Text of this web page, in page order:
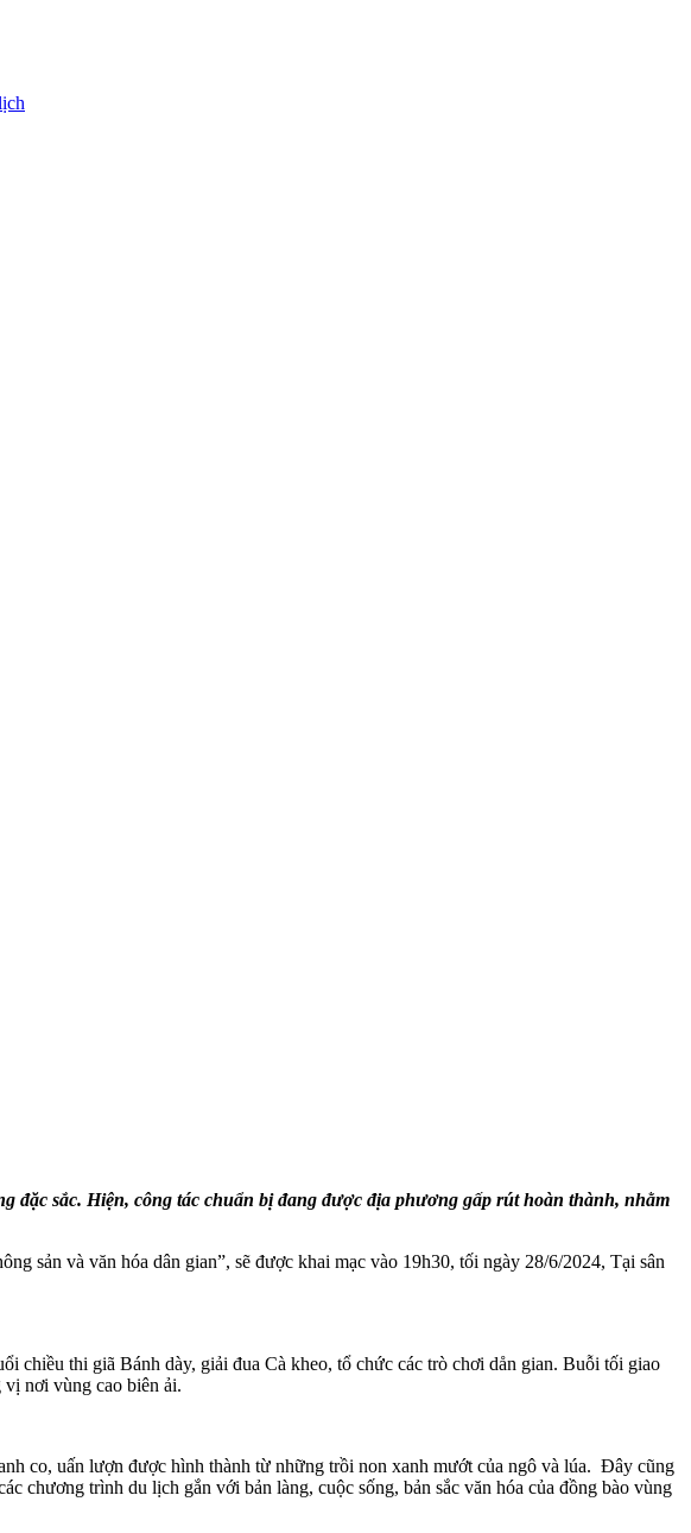
sắc. Hiện, công tác chuẩn bị đang được địa phương gấp rút hoàn thành, nhằm
sản và văn hóa dân gian”, sẽ được khai mạc vào 19h30, tối ngày 28/6/2024, Tại sân
chiều thi giã Bánh dày, giải đua Cà kheo, tổ chức các trò chơi dån gian. Buỗi tối giao
vị nơi vùng cao biên ải.
co, uấn lượn được hình thành từ những trồi non xanh mướt của ngô và lúa. Đây cũng
chương trình du lịch gắn với bản làng, cuộc sống, bản sắc văn hóa của đồng bào vùng